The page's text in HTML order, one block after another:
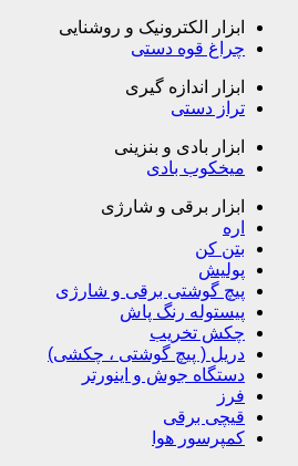
ابزار الکترونیک و روشنایی
چراغ قوه دستی
ابزار اندازه گیری
تراز دستی
ابزار بادی و بنزینی
میخکوب بادی
ابزار برقی و شارژی
اره
بتن کن
پولیش
پیچ گوشتی برقی و شارژی
پیستوله رنگ پاش
چکش تخریب
دریل ( پیچ گوشتی ، چکشی)
دستگاه جوش و اینورتر
فرز
قیچی برقی
کمپرسور هوا